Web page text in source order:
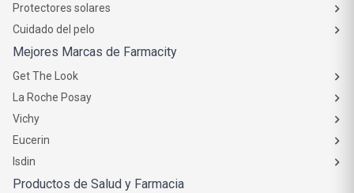
Protectores solares
Cuidado del pelo
Mejores Marcas de Farmacity
Get The Look
La Roche Posay
Vichy
Eucerin
Isdin
Productos de Salud y Farmacia